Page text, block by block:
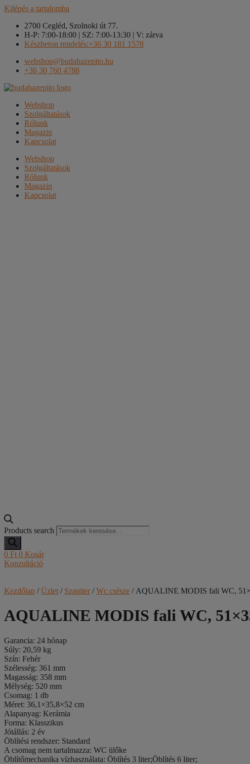
Kilépés a tartalomba
2700 Cegléd, Szolnoki út 77.
H-P: 7:00-18:00 | SZ: 7:00-13:30 | V: zárva
Készbeton rendelés:+36 30 181 1578
webshop@budahazepito.hu
+36 30 760 4788
Webshop
Szolgáltatások
Rólunk
Magazin
Kapcsolat
Webshop
Szolgáltatások
Rólunk
Magazin
Kapcsolat
Products search
0 Ft 0 Kosár
Konzultáció
Kezdőlap /Üzlet / Szaniter /Wc csésze / AQUALINE MODIS fali WC,
AQUALINE MODIS fali WC,
Garancia: 24 hónap
Súly: 20,59 kg
Szín: Fehér
Szélesség: 361 mm
Magasság: 358 mm
Mélység: 520 mm
Csomag: 1 db
Méret: 36,1×35,8×52 cm
Alapanyag: Kerámia
Forma: Klasszikus
Jótállás: 2 év
Öblítési rendszer: Standard
A csomag nem tartalmazza: WC ülőke
Öblítőmechanika vízhasználata: Öblítés 3 liter;Öblítés 6 liter;